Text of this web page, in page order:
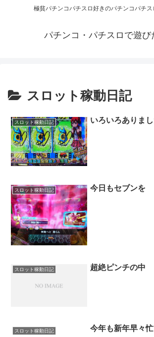
極貧パチンコパチスロ好きのパチンコパチ
パチンコ・パチスロで遊び
スロット稼動日記
スロット稼動日記 いろいろありまし
スロット稼動日記 今日もセブンを
スロット稼動日記 超絶ピンチの中
スロット稼動日記 今年も新年早々忙